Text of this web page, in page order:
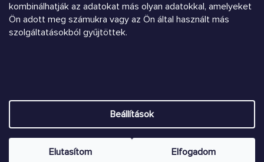
kombinálhatják az adatokat más olyan adatokkal, amelyeket
Ön adott meg számukra vagy az Ön által használt más
szolgáltatásokból gyűjtöttek.
Beállítások
Elutasítom Elfogadom
Árukereső.hu
Shoptet készítette
Copyright 2026Chrústiček.eu. Minden jog fenntartva.Süti
beállítások szerkesztése